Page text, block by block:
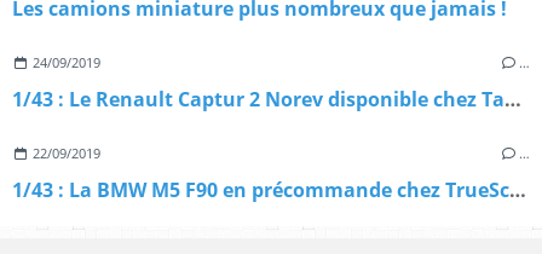
Les camions miniature plus nombreux que jamais !
24/09/2019 …
1/43 : Le Renault Captur 2 Norev disponible chez Tacot
22/09/2019 …
1/43 : La BMW M5 F90 en précommande chez TrueScale Models